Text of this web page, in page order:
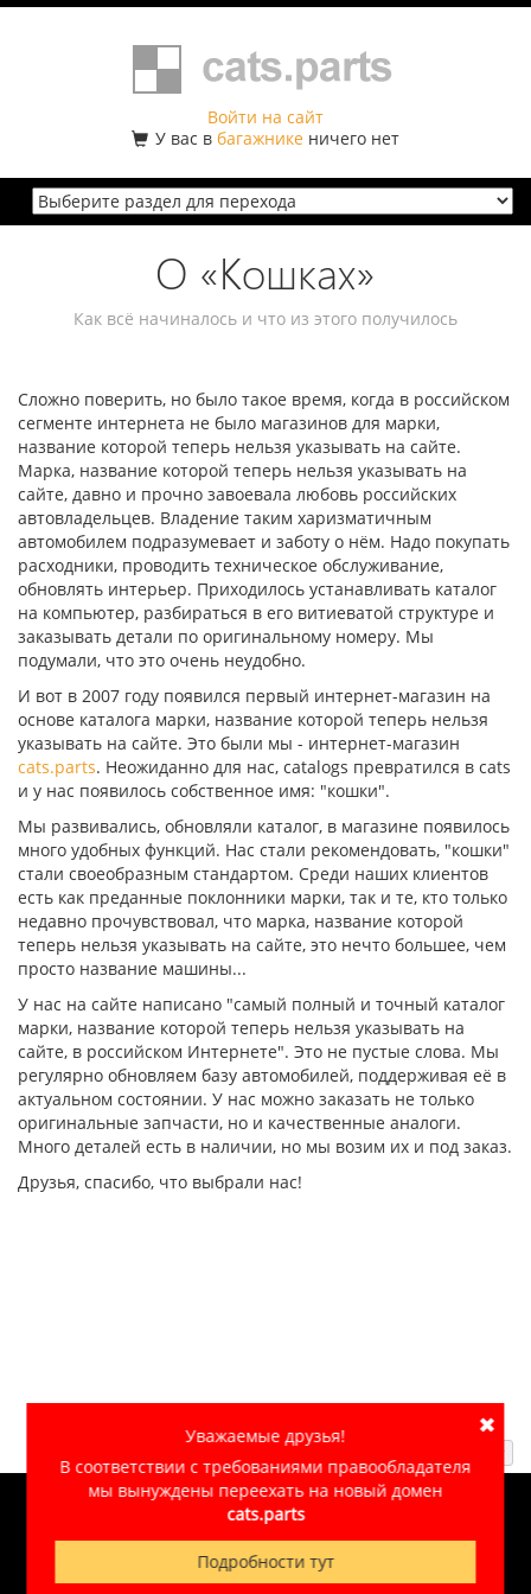
Войти на сайт
У вас в багажнике ничего нет
О «Кошках»
Как всё начиналось и что из этого получилось
Сложно поверить, но было такое время, когда в российском
сегменте интернета не было магазинов для марки,
название которой теперь нельзя указывать на сайте.
Марка, название которой теперь нельзя указывать на
сайте, давно и прочно завоевала любовь российских
автовладельцев. Владение таким харизматичным
автомобилем подразумевает и заботу о нём. Надо покупать
расходники, проводить техническое обслуживание,
обновлять интерьер. Приходилось устанавливать каталог
на компьютер, разбираться в его витиеватой структуре и
заказывать детали по оригинальному номеру. Мы
подумали, что это очень неудобно.
И вот в 2007 году появился первый интернет-магазин на
основе каталога марки, название которой теперь нельзя
указывать на сайте. Это были мы - интернет-магазин
cats.parts. Неожиданно для нас, catalogs превратился в cats
и у нас появилось собственное имя: "кошки".
Мы развивались, обновляли каталог, в магазине появилось
много удобных функций. Нас стали рекомендовать, "кошки"
стали своеобразным стандартом. Среди наших клиентов
есть как преданные поклонники марки, так и те, кто только
недавно прочувствовал, что марка, название которой
теперь нельзя указывать на сайте, это нечто большее, чем
просто название машины...
У нас на сайте написано "самый полный и точный каталог
марки, название которой теперь нельзя указывать на
сайте, в российском Интернете". Это не пустые слова. Мы
регулярно обновляем базу автомобилей, поддерживая её в
актуальном состоянии. У нас можно заказать не только
оригинальные запчасти, но и качественные аналоги.
Много деталей есть в наличии, но мы возим их и под заказ.
Друзья, спасибо, что выбрали нас!
Наверх ↑
© 2007-2026CATS.PARTS
Обработка персональных данных
✖
Уважаемые друзья!
В соответствии с требованиями правообладателя
мы вынуждены переехать на новый домен
cats.parts
Подробности тут